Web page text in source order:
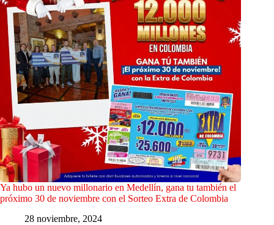
Ya hubo un nuevo millonario en Medellín, gana tu también el
próximo 30 de noviembre con el Sorteo Extra de Colombia
28 noviembre, 2024